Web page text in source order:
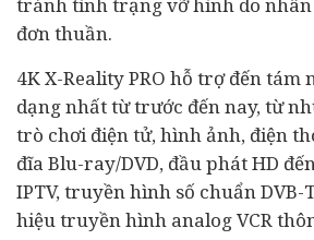
đơn thuần.
4K X-Reality PRO hỗ trợ đến tám
dạng nhất từ trước đến nay, từ
trò chơi điện tử, hình ảnh, điện
đĩa Blu-ray/DVD, đầu phát HD
IPTV, truyền hình số chuẩn
hiệu truyền hình analog VCR